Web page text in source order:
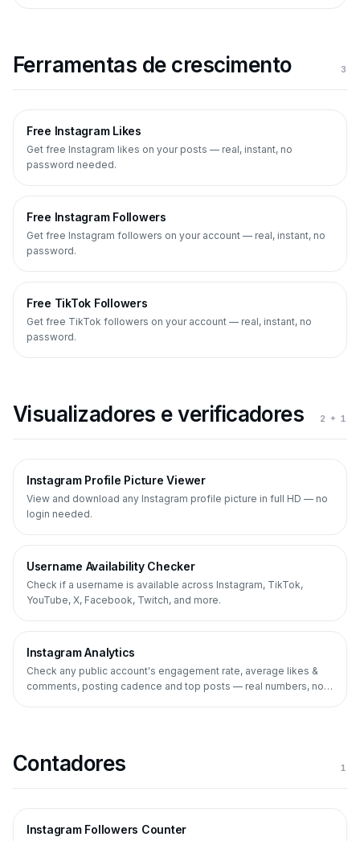
Ferramentas de crescimento 3
Free Instagram Likes
Get free Instagram likes on your posts — real, instant, no
password needed.
Free Instagram Followers
Get free Instagram followers on your account — real, instant, no
password.
Free TikTok Followers
Get free TikTok followers on your account — real, instant, no
password.
Visualizadores e verificadores 2 + 1
Instagram Profile Picture Viewer
View and download any Instagram profile picture in full HD — no
login needed.
Username Availability Checker
Check if a username is available across Instagram, TikTok,
YouTube, X, Facebook, Twitch, and more.
Instagram Analytics
Check any public account's engagement rate, average likes &
comments, posting cadence and top posts — real numbers, no
Contadores 1
Instagram Followers Counter